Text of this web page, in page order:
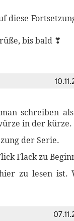
diese
bis bald ❣
schreiben
in der kürze.
der Serie.
Flack zu
zu lesen ist.